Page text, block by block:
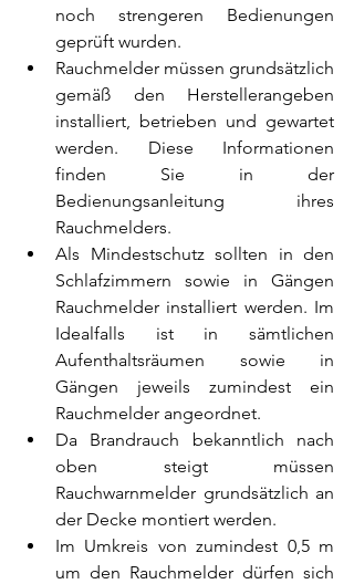
noch strengeren Bedienungen
geprüft wurden.
Rauchmelder müssen grundsätzlich
gemäß den Herstellerangeben
installiert, betrieben und gewartet
werden. Diese Informationen
finden Sie in der
Bedienungsanleitung ihres
Rauchmelders.
Als Mindestschutz sollten in den
Schlafzimmern sowie in Gängen
Rauchmelder installiert werden. Im
Idealfalls ist in sämtlichen
Aufenthaltsräumen sowie in
Gängen jeweils zumindest ein
Rauchmelder angeordnet.
Da Brandrauch bekanntlich nach
oben steigt müssen
Rauchwarnmelder grundsätzlich an
der Decke montiert werden.
Im Umkreis von zumindest 0,5 m
um den Rauchmelder dürfen sich